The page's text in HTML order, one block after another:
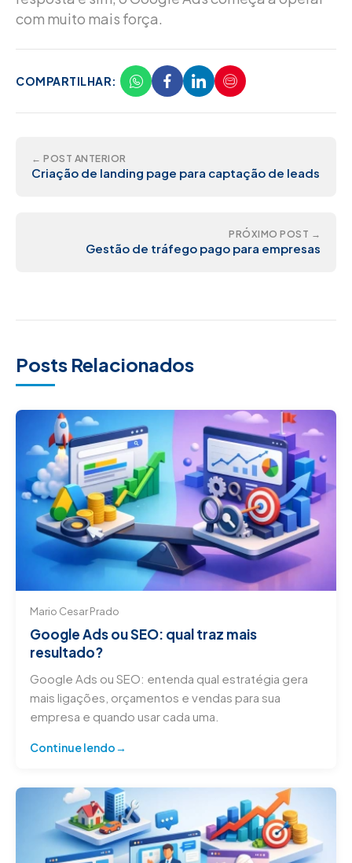
com muito mais força.
COMPARTILHAR:
← POST ANTERIOR
Criação de landing page para captação de leads
PRÓXIMO POST →
Gestão de tráfego pago para empresas
Posts Relacionados
Mario Cesar Prado
Google Ads ou SEO: qual traz mais
resultado?
Google Ads ou SEO: entenda qual estratégia gera
mais ligações, orçamentos e vendas para sua
empresa e quando usar cada uma.
Continue lendo